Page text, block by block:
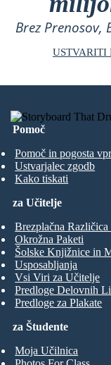
Brez Prenosov,
USTVARITI
Pomoč
Pomoč in pogosta
Ustvarjalec zgodb
Kako tiskati
za Študente
Moja Učilnica
za Učitelje
Brezplačna
Okrožna Paketi
Šolske Knjižnice in
Usposabljanja
Vsi Viri za Učitelje
Predloge Delovnih
Predloge za Plakate